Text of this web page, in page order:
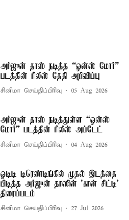
அர்ஜுன் தாஸ் நடித்த “ஒன்ஸ் மோர்”
படத்தின் ரிலீஸ் தேதி அறிவிப்பு
சினிமா செய்திப்பிரிவு 05 Aug 2026
அர்ஜுன் தாஸ் நடித்துள்ள “ஒன்ஸ்
மோர்” படத்தின் ரிலீஸ் அப்டேட்
சினிமா செய்திப்பிரிவு 04 Aug 2026
ஓடிடி டிரெண்டிங்கில் முதல் இடத்தை
பிடித்த அர்ஜுன் தாஸின் 'கான் சிட்டி'
திரைப்படம்
சினிமா செய்திப்பிரிவு 27 Jul 2026